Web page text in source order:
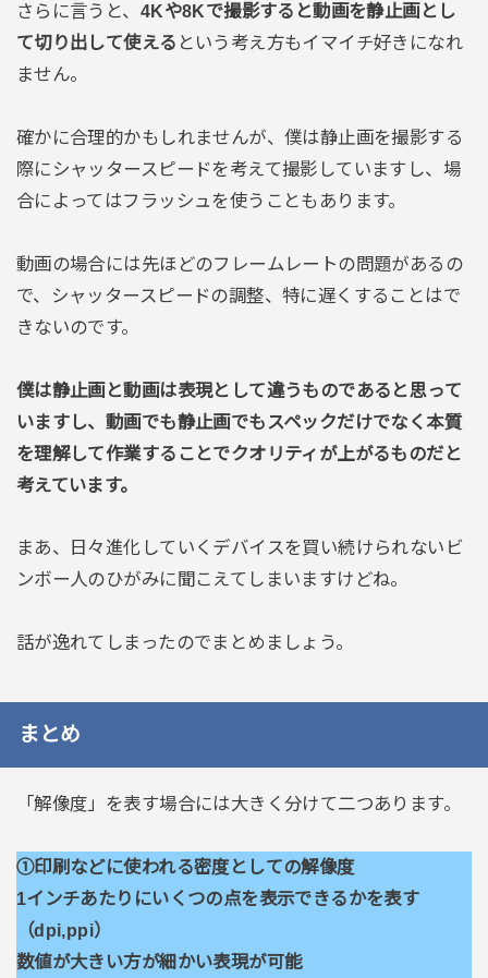
さらに言うと、 4Kや8Kで撮影すると動画を静止画とし
て切り出して使える という考え方もイマイチ好きになれ
ません。
確かに合理的かもしれませんが、僕は静止画を撮影する
際にシャッタースピードを考えて撮影していますし、場
合によってはフラッシュを使うこともあります。
動画の場合には先ほどのフレームレートの問題があるの
で、シャッタースピードの調整、特に遅くすることはで
きないのです。
僕は静止画と動画は表現として違うものであると思って
いますし、動画でも静止画でもスペックだけでなく本質
を理解して作業することでクオリティが上がるものだと
考えています。
まあ、日々進化していくデバイスを買い続けられないビ
ンボー人のひがみに聞こえてしまいますけどね。
話が逸れてしまったのでまとめましょう。
まとめ
「解像度」を表す場合には大きく分けて二つあります。
①印刷などに使われる密度としての解像度
1インチあたりにいくつの点を表示できるかを表す
（dpi,ppi）
数値が大きい方が細かい表現が可能